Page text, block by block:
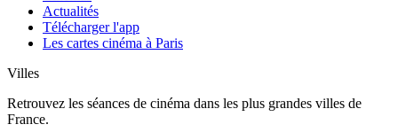
Actualités
Télécharger l'app
Les cartes cinéma à Paris
Villes
Retrouvez les séances de cinéma dans les plus grandes villes de
France.